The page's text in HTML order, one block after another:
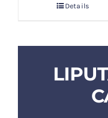
Details